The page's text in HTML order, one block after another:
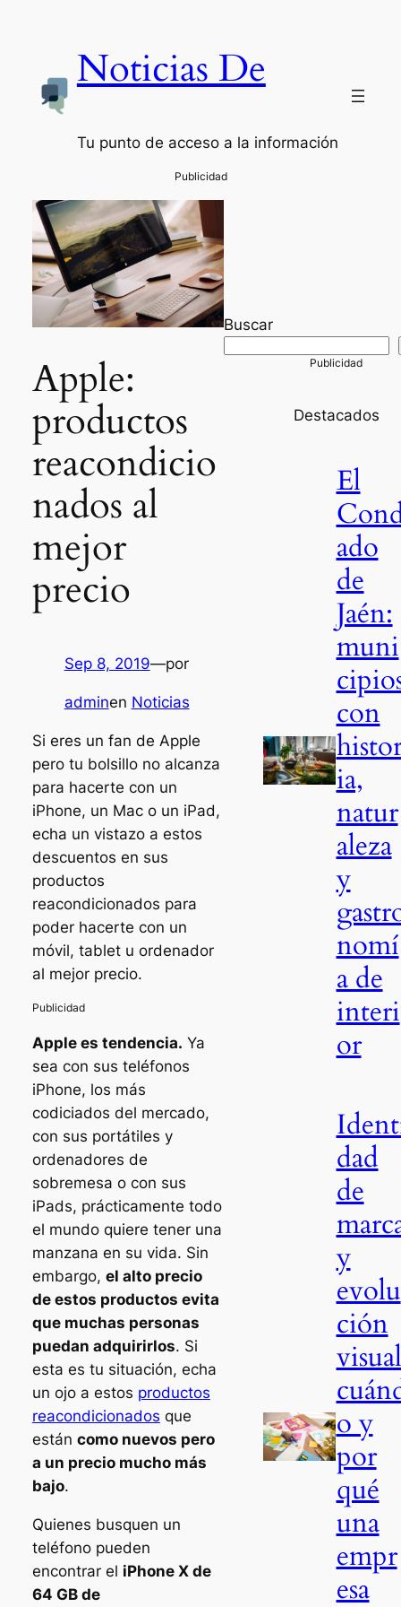
Noticias De
Tu punto de acceso a la información
Apple:
productos
reacondicio
nados al
mejor
precio
Sep 8, 2019—por
adminen Noticias
Si eres un fan de Apple
pero tu bolsillo no alcanza
para hacerte con un
iPhone, un Mac o un iPad,
echa un vistazo a estos
descuentos en sus
productos
reacondicionados para
poder hacerte con un
móvil, tablet u ordenador
al mejor precio.
Apple es tendencia. Ya
sea con sus teléfonos
iPhone, los más
codiciados del mercado,
con sus portátiles y
ordenadores de
sobremesa o con sus
iPads, prácticamente todo
el mundo quiere tener una
manzana en su vida. Sin
embargo, el alto precio
de estos productos evita
que muchas personas
puedan adquirirlos. Si
esta es tu situación, echa
un ojo a estos productos
reacondicionados que
están como nuevos pero
a un precio mucho más
bajo.
Quienes busquen un
teléfono pueden
encontrar el iPhone X de
64 GB de
Buscar
Destacados
El
ado
de
Jaén:
muni
con
ia,
natur
aleza
y
nomí
a de
interi
or
dad
de
y
evolu
ción
o y
por
qué
una
empr
esa